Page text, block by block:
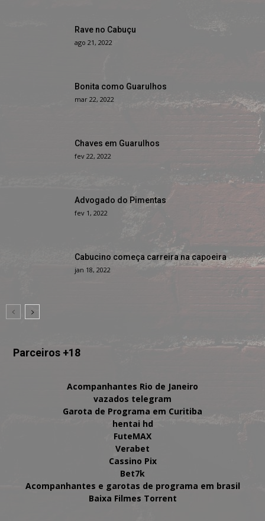
Rave no Cabuçu
ago 21, 2022
Bonita como Guarulhos
mar 22, 2022
Chaves em Guarulhos
fev 22, 2022
Advogado do Pimentas
fev 1, 2022
Cabucino começa carreira na capoeira
jan 18, 2022
Parceiros +18
Acompanhantes Rio de Janeiro
vazados telegram
Garota de Programa em Curitiba
hentai hd
FuteMAX
Verabet
Cassino Pix
Bet7k
Acompanhantes e garotas de programa em brasil
Baixa Filmes Torrent